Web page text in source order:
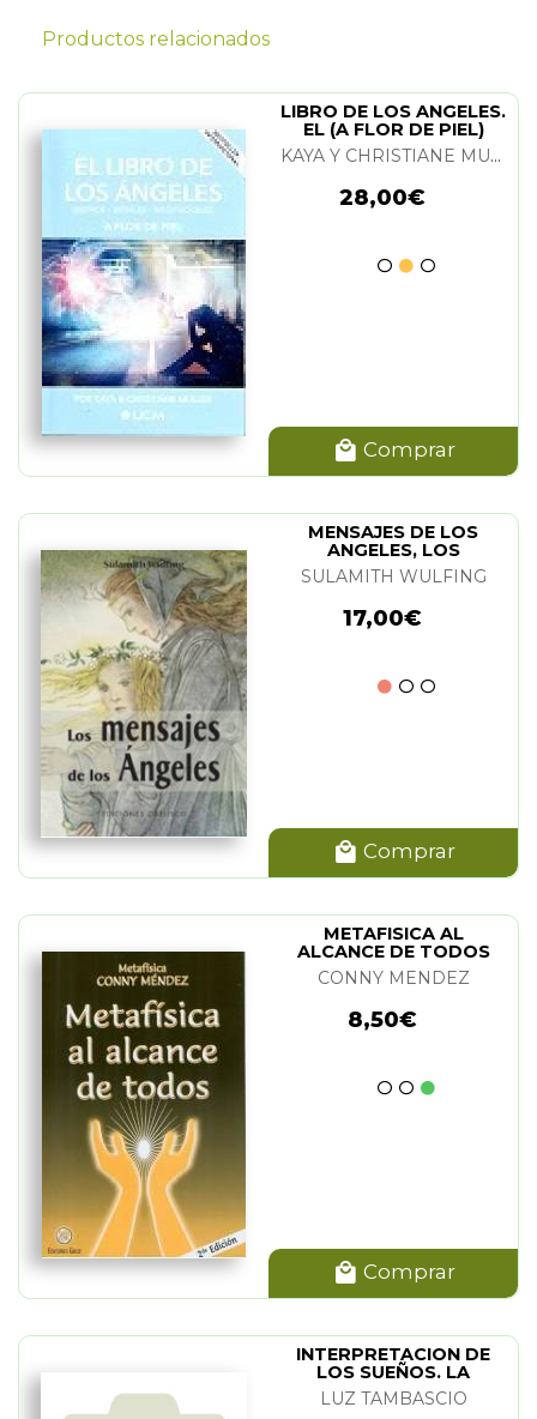
Productos relacionados
LIBRO DE LOS ANGELES.
EL (A FLOR DE PIEL)
KAYA Y CHRISTIANE MULLER
28,00€
Comprar
MENSAJES DE LOS
ANGELES, LOS
SULAMITH WULFING
17,00€
Comprar
METAFISICA AL
ALCANCE DE TODOS
(GRANDE)
CONNY MENDEZ
8,50€
Comprar
INTERPRETACION DE
LOS SUEÑOS. LA
LUZ TAMBASCIO